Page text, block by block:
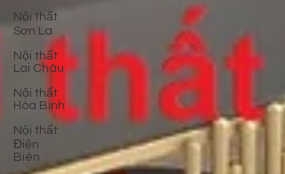
Nội thất
Sơn La
Nội thất
Lai Châu
Nội thất
Hòa Bình
Nội thất
Điện
Biên